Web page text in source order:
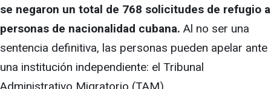
se negaron un total de 768 solicitudes de refugio a
personas de nacionalidad cubana. Al no ser una
sentencia definitiva, las personas pueden apelar ante
una institución independiente: el Tribunal